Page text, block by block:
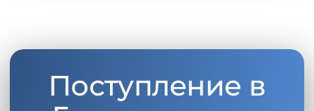
Поступление в